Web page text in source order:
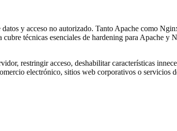
y acceso no autorizado. Tanto Apache como
técnicas esenciales de hardening para Apache y
restringir acceso, deshabilitar características
electrónico, sitios web corporativos o servicios